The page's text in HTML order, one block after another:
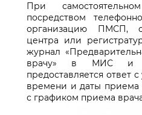
При
посредством
организацию ПМСП,
центра или
журнал
врачу» в МИС и
предоставляется ответ
времени и даты приема
с графиком приема